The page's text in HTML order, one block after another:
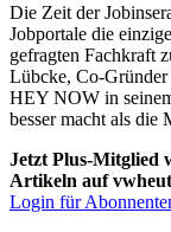
Die Zeit der
Jobportale die
gefragten Fachkraft
Lübcke, Co-
HEY NOW in
besser macht als die
Jetzt Plus-Mitglied
Artikeln auf
Login für